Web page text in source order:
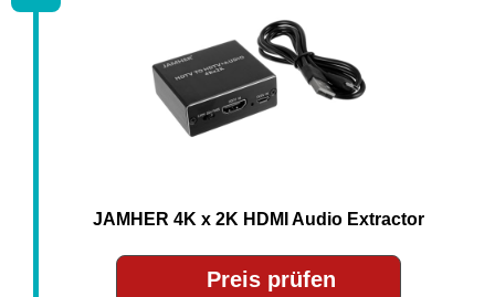
JAMHER 4K x 2K HDMI Audio Extractor
Preis prüfen